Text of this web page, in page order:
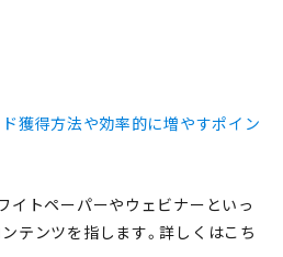
獲得方法や効率的に増やすポイン
イトペーパーやウェビナーといっ
テンツを指します。詳しくはこち